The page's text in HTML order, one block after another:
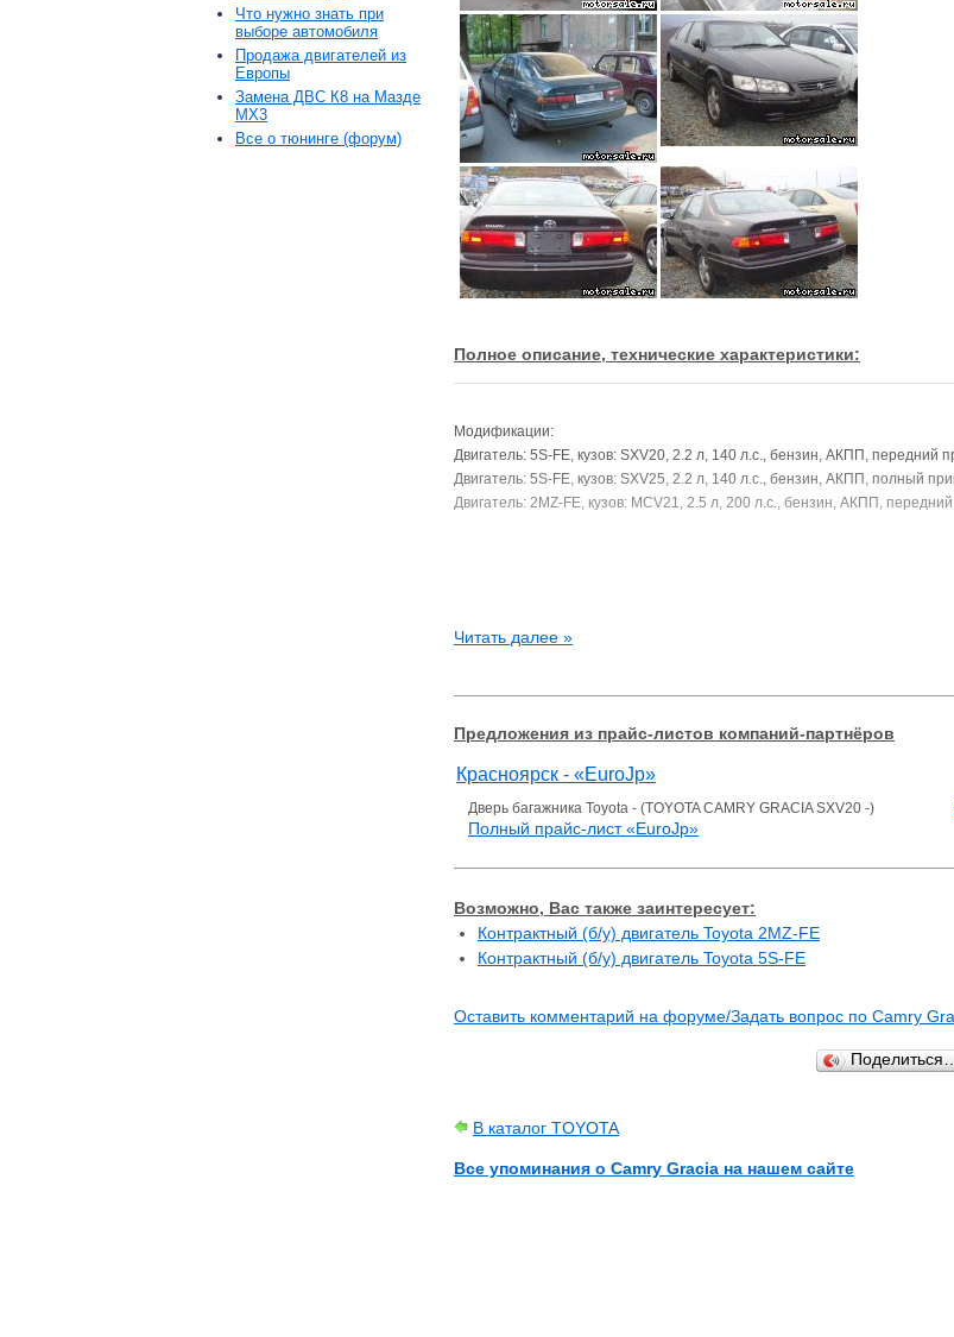
Что нужно знать при
выборе автомобиля
Продажа двигателей из
Европы
Замена ДВС К8 на Мазде
MX3
Все о тюнинге (форум)
Полное описание, технические характеристики:
Модификации:
Двигатель: 5S-FE, кузов: SXV20, 2.2 л, 140 л.с., бензин, АКПП, передний
Двигатель: 5S-FE, кузов: SXV25, 2.2 л, 140 л.с., бензин, АКПП, полный
Двигатель: 2MZ-FE, кузов: MCV21, 2.5 л, 200 л.с., бензин, АКПП,
Читать далее »
Предложения из прайс-листов компаний-партнёров
Красноярск - «EuroJp»
Дверь багажника Toyota - (TOYOTA CAMRY GRACIA SXV20 -)
Полный прайс-лист «EuroJp»
Возможно, Вас также заинтересует:
Контрактный (б/у) двигатель Toyota 2MZ-FE
Контрактный (б/у) двигатель Toyota 5S-FE
Оставить комментарий на форуме/Задать вопрос по Camry
Поделиться…
В каталог TOYOTA
Все упоминания о Camry Gracia на нашем сайте